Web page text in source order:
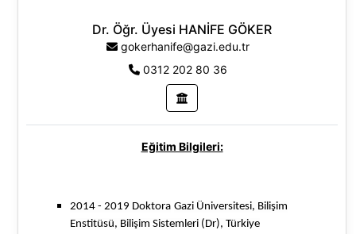
Dr. Öğr. Üyesi HANİFE GÖKER
gokerhanife@gazi.edu.tr
0312 202 80 36
Eğitim Bilgileri:
2014 - 2019 Doktora Gazi Üniversitesi, Bilişim
Enstitüsü, Bilişim Sistemleri (Dr), Türkiye